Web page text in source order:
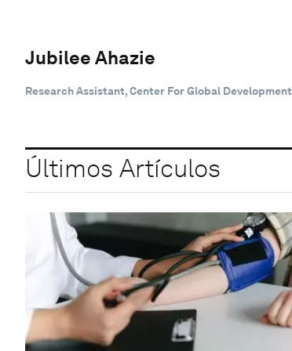
Jubilee Ahazie
Research Assistant, Center For Global Development
Últimos Artículos